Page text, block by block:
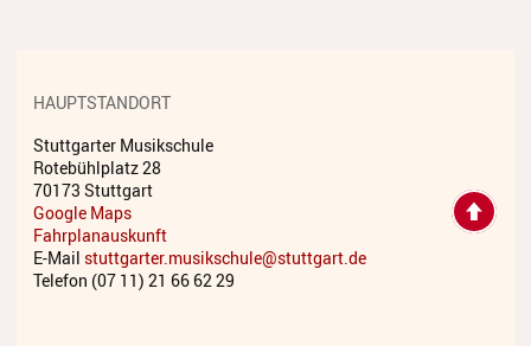
HAUPTSTANDORT
Stuttgarter Musikschule
Rotebühlplatz 28
70173 Stuttgart
Google Maps
Fahrplanauskunft
E-Mail stuttgarter.musikschule@stuttgart.de
Telefon (07 11) 21 66 62 29